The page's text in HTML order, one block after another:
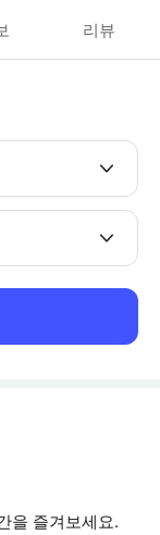
리뷰
을 즐겨보세요.